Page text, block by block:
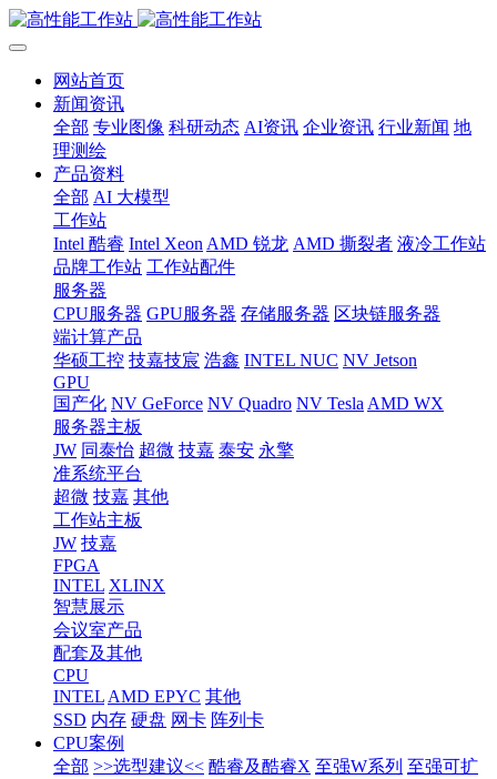
网站首页
新闻资讯
全部 专业图像 科研动态 AI资讯 企业资讯 行业新闻 地
理测绘
产品资料
全部 AI 大模型
工作站
Intel 酷睿 Intel Xeon AMD 锐龙 AMD 撕裂者 液冷工作站
品牌工作站 工作站配件
服务器
CPU服务器 GPU服务器 存储服务器 区块链服务器
端计算产品
华硕工控 技嘉技宸 浩鑫 INTEL NUC NV Jetson
GPU
国产化 NV GeForce NV Quadro NV Tesla AMD WX
服务器主板
JW 同泰怡 超微 技嘉 泰安 永擎
准系统平台
超微 技嘉 其他
工作站主板
JW 技嘉
FPGA
INTEL XLINX
智慧展示
会议室产品
配套及其他
CPU
INTEL AMD EPYC 其他
SSD 内存 硬盘 网卡 阵列卡
CPU案例
全部 >>选型建议<< 酷睿及酷睿X 至强W系列 至强可扩